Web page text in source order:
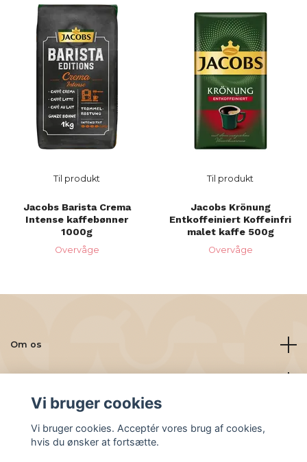
Til produkt
Jacobs Barista Crema
Intense kaffebønner
1000g
Overvåge
Til produkt
Jacobs Krönung
Entkoffeiniert Koffeinfri
malet kaffe 500g
Overvåge
Om os
Vi bruger cookies
Vi bruger cookies. Acceptér vores brug af cookies,
hvis du ønsker at fortsætte.